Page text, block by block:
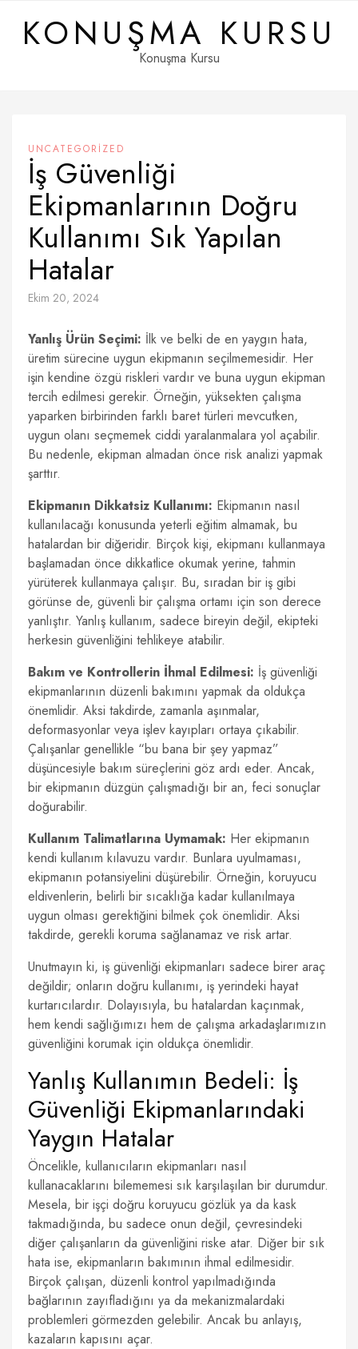
contentKONUŞMA KURSU
Konuşma Kursu
UNCATEGORIZED
İş Güvenliği
Ekipmanlarının Doğru
Kullanımı Sık Yapılan
Hatalar
Ekim 20, 2024
Yanlış Ürün Seçimi: İlk ve belki de en yaygın hata,
üretim sürecine uygun ekipmanın seçilmemesidir. Her
işin kendine özgü riskleri vardır ve buna uygun ekipman
tercih edilmesi gerekir. Örneğin, yüksekten çalışma
yaparken birbirinden farklı baret türleri mevcutken,
uygun olanı seçmemek ciddi yaralanmalara yol açabilir.
Bu nedenle, ekipman almadan önce risk analizi yapmak
şarttır.
Ekipmanın Dikkatsiz Kullanımı: Ekipmanın nasıl
kullanılacağı konusunda yeterli eğitim almamak, bu
hatalardan bir diğeridir. Birçok kişi, ekipmanı kullanmaya
başlamadan önce dikkatlice okumak yerine, tahmin
yürüterek kullanmaya çalışır. Bu, sıradan bir iş gibi
görünse de, güvenli bir çalışma ortamı için son derece
yanlıştır. Yanlış kullanım, sadece bireyin değil, ekipteki
herkesin güvenliğini tehlikeye atabilir.
Bakım ve Kontrollerin İhmal Edilmesi: İş güvenliği
ekipmanlarının düzenli bakımını yapmak da oldukça
önemlidir. Aksi takdirde, zamanla aşınmalar,
deformasyonlar veya işlev kayıpları ortaya çıkabilir.
Çalışanlar genellikle “bu bana bir şey yapmaz”
düşüncesiyle bakım süreçlerini göz ardı eder. Ancak,
bir ekipmanın düzgün çalışmadığı bir an, feci sonuçlar
doğurabilir.
Kullanım Talimatlarına Uymamak: Her ekipmanın
kendi kullanım kılavuzu vardır. Bunlara uyulmaması,
ekipmanın potansiyelini düşürebilir. Örneğin, koruyucu
eldivenlerin, belirli bir sıcaklığa kadar kullanılmaya
uygun olması gerektiğini bilmek çok önemlidir. Aksi
takdirde, gerekli koruma sağlanamaz ve risk artar.
Unutmayın ki, iş güvenliği ekipmanları sadece birer araç
değildir; onların doğru kullanımı, iş yerindeki hayat
kurtarıcılardır. Dolayısıyla, bu hatalardan kaçınmak,
hem kendi sağlığımızı hem de çalışma arkadaşlarımızın
güvenliğini korumak için oldukça önemlidir.
Yanlış Kullanımın Bedeli: İş
Güvenliği Ekipmanlarındaki
Yaygın Hatalar
Öncelikle, kullanıcıların ekipmanları nasıl
kullanacaklarını bilememesi sık karşılaşılan bir durumdur.
Mesela, bir işçi doğru koruyucu gözlük ya da kask
takmadığında, bu sadece onun değil, çevresindeki
diğer çalışanların da güvenliğini riske atar. Diğer bir sık
hata ise, ekipmanların bakımının ihmal edilmesidir.
Birçok çalışan, düzenli kontrol yapılmadığında
bağlarının zayıfladığını ya da mekanizmalardaki
problemleri görmezden gelebilir. Ancak bu anlayış,
kazaların kapısını açar.